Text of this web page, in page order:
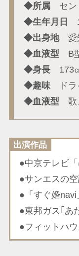
◆所属セン
◆生年月日
◆出身地愛
◆血液型 B
◆身長173
◆趣味ドラ
◆血液型 歌
出演作品
●中京テレビ「
●サンエスの
●「すぐ婚
●東邦ガス｢あ
●フィットハ